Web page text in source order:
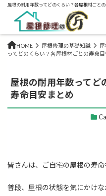
屋根の耐用年数ってどのくらい？各屋根材ごと
HOME 屋根修理の基礎知識
ってどのくらい？各屋根材ごとの寿命
屋根の耐用年数ってど
寿命目安まとめ
皆さんは、ご自宅の屋根の寿
普段、屋根の状態を気にかけ